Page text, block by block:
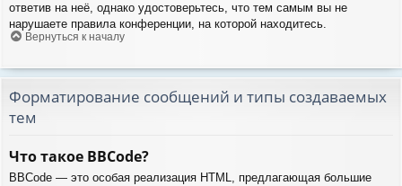
ответив на неё, однако удостоверьтесь, что тем самым вы не
нарушаете правила конференции, на которой находитесь.
Вернуться к началу
Форматирование сообщений и типы создаваемых
тем
Что такое BBCode?
BBCode — это особая реализация HTML, предлагающая большие